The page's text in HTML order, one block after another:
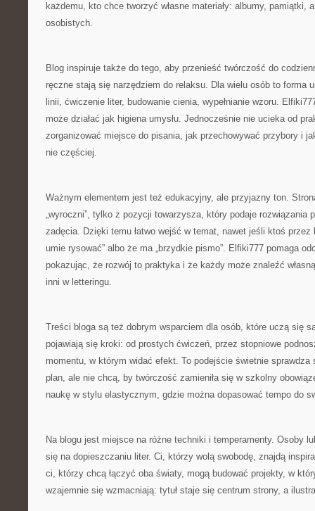
każdemu, kto chce tworzyć własne materiały: albumy, pamiątki,
osobistych.
Blog inspiruje także do tego, aby przenieść twórczość do
ręczne stają się narzędziem do relaksu. Dla wielu osób to forma
linii, ćwiczenie liter, budowanie cienia, wypełnianie wzoru.
może działać jak higiena umysłu. Jednocześnie nie ucieka od
zorganizować miejsce do pisania, jak przechowywać przybory i
nie częściej.
Ważnym elementem jest też edukacyjny, ale przyjazny ton.
„wyroczni”, tylko z pozycji towarzysza, który podaje rozwiązania
zadęcia. Dzięki temu łatwo wejść w temat, nawet jeśli ktoś przez
umie rysować” albo że ma „brzydkie pismo”. Elfiki777 pomaga
pokazując, że rozwój to praktyka i że każdy może znaleźć
inni w letteringu.
Treści bloga są też dobrym wsparciem dla osób, które uczą się
pojawiają się kroki: od prostych ćwiczeń, przez stopniowe
momentu, w którym widać efekt. To podejście świetnie
plan, ale nie chcą, by twórczość zamieniła się w szkolny
naukę w stylu elastycznym, gdzie można dopasować tempo do
Na blogu jest miejsce na różne techniki i temperamenty. Osoby
się na dopieszczaniu liter. Ci, którzy wolą swobodę, znajdą
ci, którzy chcą łączyć oba światy, mogą budować projekty, w
wzajemnie się wzmacniają: tytuł staje się centrum strony, a